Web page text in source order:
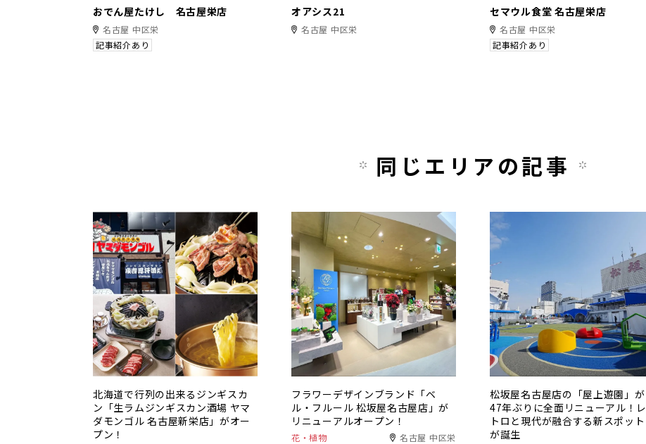
おでん屋たけし 名古屋栄店
名古屋 中区栄
記事紹介あり
オアシス21
名古屋 中区栄
セマウル食堂 名古屋栄店
名古屋 中区栄
記事紹介あり
同じエリアの記事
北海道で行列の出来るジンギスカ
ン「生ラムジンギスカン酒場 ヤマ
ダモンゴル 名古屋新栄店」がオー
プン！
フラワーデザインブランド「ベ
ル・フルール 松坂屋名古屋店」が
リニューアルオープン！
花・植物 名古屋 中区栄
松坂屋名古屋店の「屋上遊園」が
47年ぶりに全面リニューアル！レ
トロと現代が融合する新スポット
が誕生